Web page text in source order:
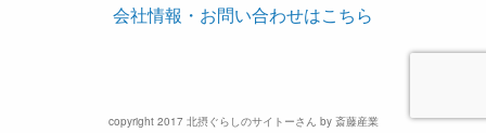
会社情報・お問い合わせはこちら
copyright 2017 北摂ぐらしのサイトーさん by 斎藤産業